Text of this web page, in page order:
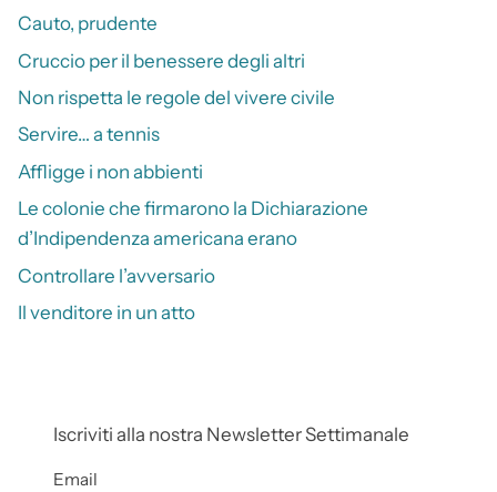
Cauto, prudente
Cruccio per il benessere degli altri
Non rispetta le regole del vivere civile
Servire… a tennis
Affligge i non abbienti
Le colonie che firmarono la Dichiarazione
d’Indipendenza americana erano
Controllare l’avversario
Il venditore in un atto
Iscriviti alla nostra Newsletter Settimanale
Email